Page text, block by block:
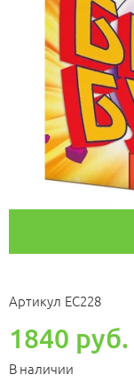
Артикул ЕС228
1840 руб.
В наличии